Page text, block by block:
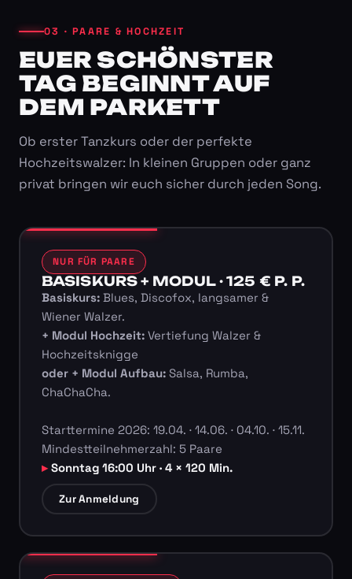
03 · PAARE & HOCHZEIT
EUER SCHÖNSTER
TAG BEGINNT AUF
DEM PARKETT
Ob erster Tanzkurs oder der perfekte
Hochzeitswalzer: In kleinen Gruppen oder ganz
privat bringen wir euch sicher durch jeden Song.
NUR FÜR PAARE
BASISKURS + MODUL · 125 € P. P.
Basiskurs:Blues, Discofox, langsamer &
Wiener Walzer.
+ Modul Hochzeit:Vertiefung Walzer &
Hochzeitsknigge
oder + Modul Aufbau:Salsa, Rumba,
ChaChaCha.
Starttermine 2026: 19.04. · 14.06. · 04.10. · 15.11.
Mindestteilnehmerzahl: 5 Paare
Sonntag 16:00 Uhr · 4 × 120 Min.
Zur Anmeldung